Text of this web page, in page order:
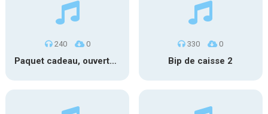
240 0
Paquet cadeau, ouverture #1
330 0
Bip de caisse 2